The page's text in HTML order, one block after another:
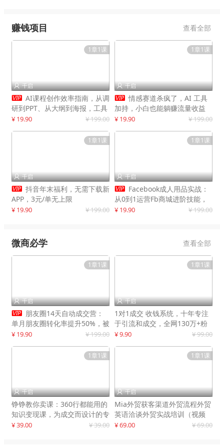
赚钱项目 查看全部
1章1课
 千启
 AI课程创作效率指南，从调
研到PPT、从大纲到海报，工具
赋能，打造可持续变现产品线
¥ 19.90 ¥ 199.00
1章1课
 千启
 情感赛道杀疯了，AI 工具
加持，小白也能躺赚流量收益
¥ 19.90 ¥ 199.00
1章1课
 千启
 抖音年末福利，无需下载新
APP，3元/单无上限
¥ 19.90 ¥ 199.00
1章1课
 千启
 Facebook成人用品实战：
从0到1运营Fb商城进阶技能，
快速提升订单转化与店铺收益
¥ 19.90 ¥ 199.00
微商必学 查看全部
1章1课
 千启
 朋友圈14天自动成交营：
单月朋友圈转化率提升50%，被
动收入超3万元
¥ 19.90 ¥ 199.00
1章1课
 千启
1对1成交 收钱系统，十年专注
于引流和成交，全网130万+粉
丝
¥ 9.90 ¥ 99.00
1章1课
 千启
铮铮教你卖课：360行都能用的
知识变现课，为成交而设计的专
属课程
¥ 39.00 ¥ 39.00
1章1课
 千启
Mia外贸获客渠道外贸流程外贸
英语洽谈外贸实战培训（视频
课）价值399元
¥ 69.00 ¥ 69.00